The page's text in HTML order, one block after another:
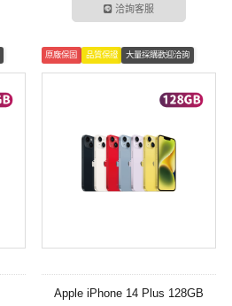
洽詢客服
原廠保固 品質保證 大量採購歡迎洽詢
Apple iPhone 14 Plus 128GB